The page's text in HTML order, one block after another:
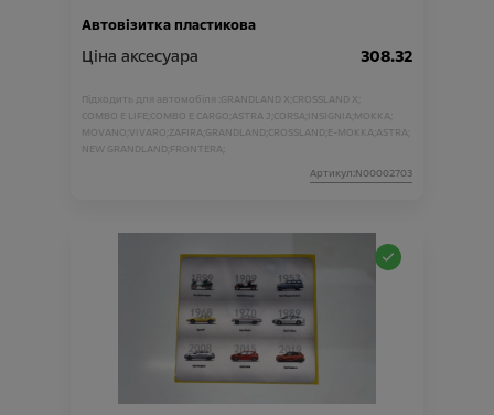
Автовізитка пластикова
Ціна аксесуара 308.32
Підходить для автомобіля : GRANDLAND X; CROSSLAND X;
COMBO E LIFE; COMBO E CARGO; ASTRA J; CORSA; INSIGNIA; MOKKA;
MOVANO; VIVARO; ZAFIRA; GRANDLAND; CROSSLAND; E-MOKKA; ASTRA;
NEW GRANDLAND; FRONTERA;
Артикул:N00002703